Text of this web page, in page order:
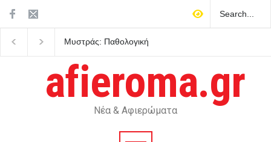
Μυστράς: Παθολογική
55χρονου που έκρυβε τη
σορό του πατέρα του στον
καταψύκτη
afieroma.gr
Νέα & Αφιερώματα